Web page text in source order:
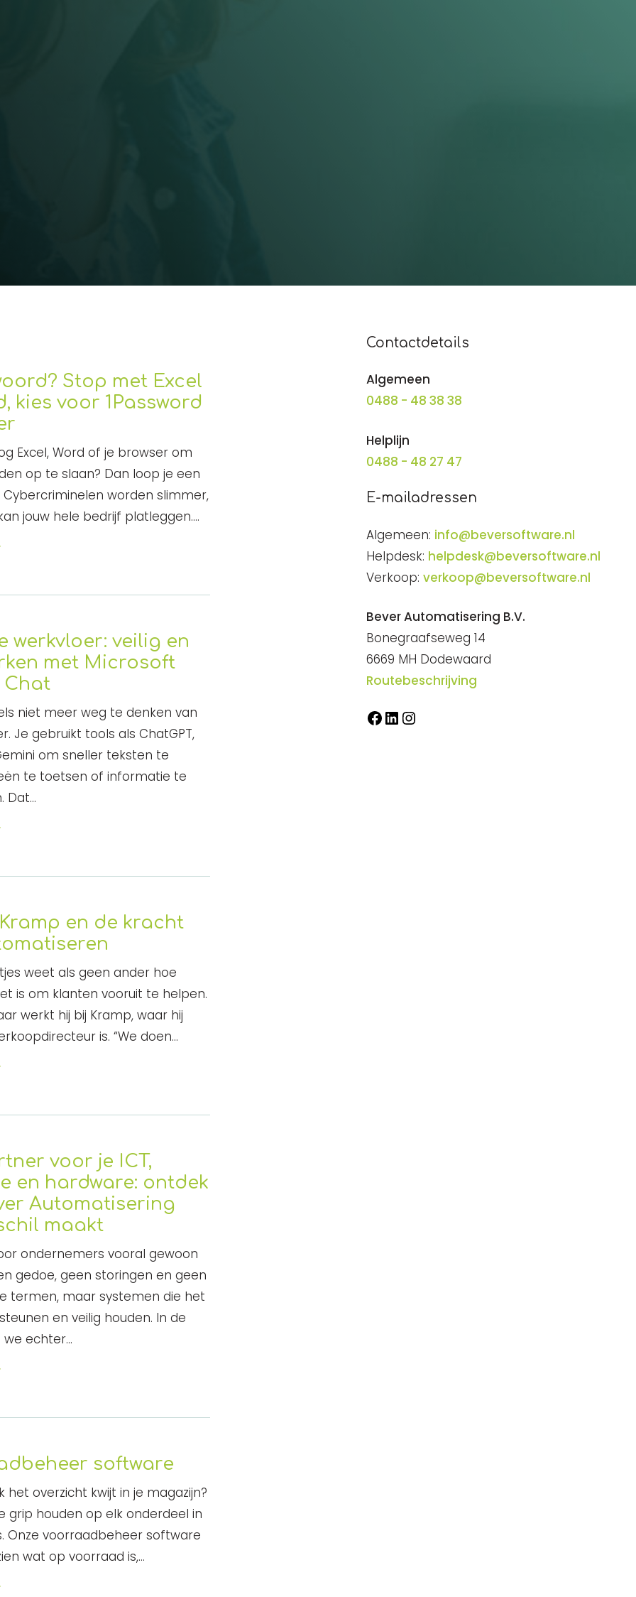
Stop met Excel
kies voor 1Password
Excel, Word of je browser om
op te slaan? Dan loop je een
Cybercriminelen worden slimmer,
jouw hele bedrijf platleggen.…
werkvloer: veilig en
met Microsoft
niet meer weg te denken van
Je gebruikt tools als ChatGPT,
om sneller teksten te
te toetsen of informatie te
Dat…
en de kracht
weet als geen ander hoe
is om klanten vooruit te helpen.
werkt hij bij Kramp, waar hij
is. “We doen…
voor je ICT,
en hardware: ontdek
Automatisering
maakt
ondernemers vooral gewoon
gedoe, geen storingen en geen
termen, maar systemen die het
en veilig houden. In de
we echter…
software
het overzicht kwijt in je magazijn?
grip houden op elk onderdeel in
Onze voorraadbeheer software
wat op voorraad is,…
Contactdetails
Algemeen
0488 - 48 38 38
Helplijn
0488 - 48 27 47
E-mailadressen
Algemeen: info@beversoftware.nl
Helpdesk: helpdesk@beversoftware.nl
Verkoop: verkoop@beversoftware.nl
Bever Automatisering B.V.
Bonegraafseweg 14
6669 MH Dodewaard
Routebeschrijving
Facebook
LinkedIn
Instagram